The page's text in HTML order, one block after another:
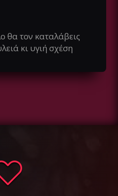
θα τον καταλάβεις
κι υγιή σχέση